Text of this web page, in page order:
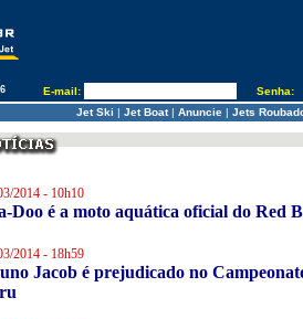
E-mail:
Senha:
Jet Ski | Jet Boat| Anuncie| Jets
2014 - 10h10
Doo é a moto aquática oficial do Red
2014 - 18h59
Jacob é prejudicado no